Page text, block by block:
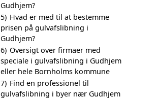
Gudhjem?
5) Hvad er med til at bestemme
prisen på gulvafslibning i
Gudhjem?
6) Oversigt over firmaer med
speciale i gulvafslibning i Gudhjem
eller hele Bornholms kommune
7) Find en professionel til
gulvafslibning i byer nær Gudhjem